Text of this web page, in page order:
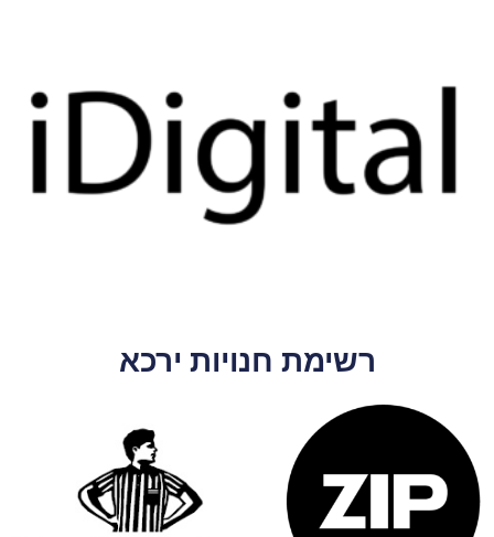
רשימת חנויות ירכא